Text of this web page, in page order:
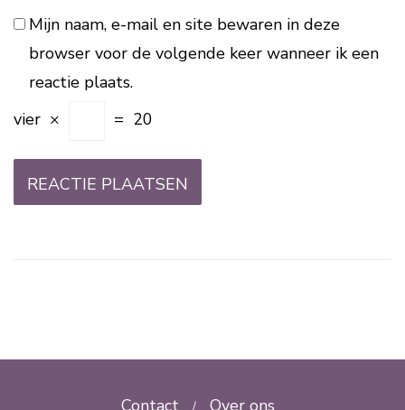
Mijn naam, e-mail en site bewaren in deze
browser voor de volgende keer wanneer ik een
reactie plaats.
vier × = 20
Contact Over ons